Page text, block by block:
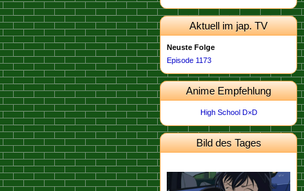
Aktuell im jap. TV
Neuste Folge
Episode 1173
Anime Empfehlung
High School D×D
Bild des Tages
Dieses Bild stammt von der
Episode 674
.